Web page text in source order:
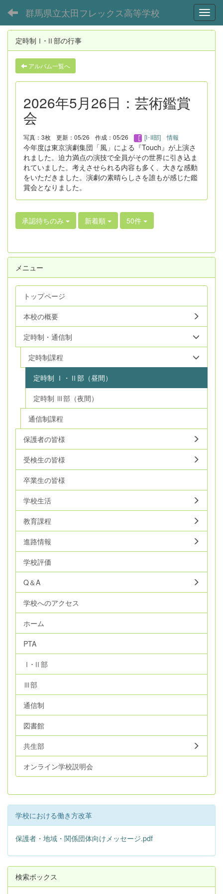
群馬県立太田フレックス高等学校
定時制Ⅰ･Ⅱ部の行事
アルバム一覧へ
2026年5月26日：芸術鑑賞
会
写真：3枚 更新：05/26 作成：05/26 [I･II部] 情報
今年度は東京演劇集団「風」による『Touch』が上演さ
れました。迫力満点の演技で全員がその世界に引き込ま
れていました。考えさせられる内容も多く、大きな感動
をいただきました。演劇の素晴らしさを誰もが感じた鑑
賞会となりました。
承認待ちのみ 新着順 50件
メニュー
トップページ
本校の概要
定時制・通信制
定時制課程
定時制 Ⅰ・Ⅱ部（昼間）
定時制 Ⅲ部（夜間）
通信制課程
保護者の皆様
受検生の皆様
卒業生の皆様
学校生活
教育課程
進路情報
学校評価
Q＆A
学校へのアクセス
ホーム
PTA
Ⅰ･Ⅱ部
Ⅲ部
通信制
図書館
共生部
オンライン学校説明会
学校における働き方改革
保護者・地域・関係団体向けメッセージ.pdf
検索ボックス